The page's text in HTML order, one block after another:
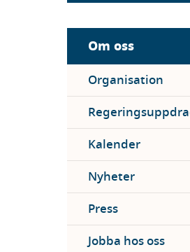
Sidebar
menu
Om oss
Organisation
Kalender
Nyheter
Press
Jobba hos oss